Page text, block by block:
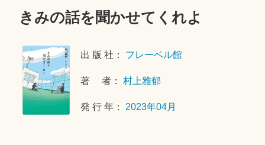
きみの話を聞かせてくれよ
出 版 社： フレーベル館
著 者：村上雅郁
発 行 年： 2023年04月